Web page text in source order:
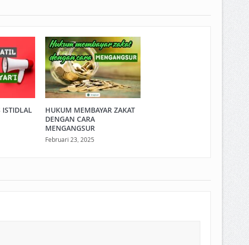
ISTIDLAL
HUKUM MEMBAYAR ZAKAT
DENGAN CARA
MENGANGSUR
Februari 23, 2025